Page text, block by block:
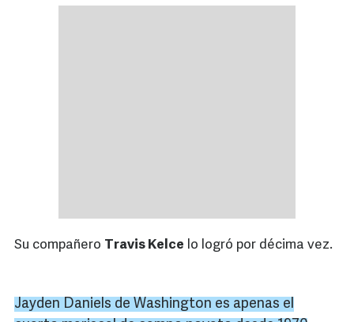
Su compañero Travis Kelce lo logró por décima vez.
Jayden Daniels de Washington es apenas el